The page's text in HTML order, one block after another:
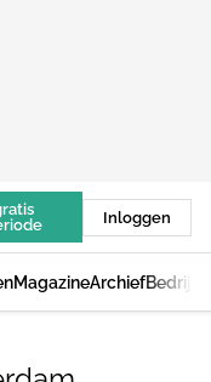
Inloggen
MagazineArchief